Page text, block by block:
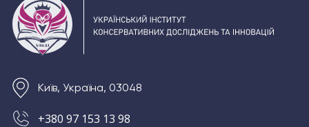
Київ, Україна, 03048
+380 97 153 13 98